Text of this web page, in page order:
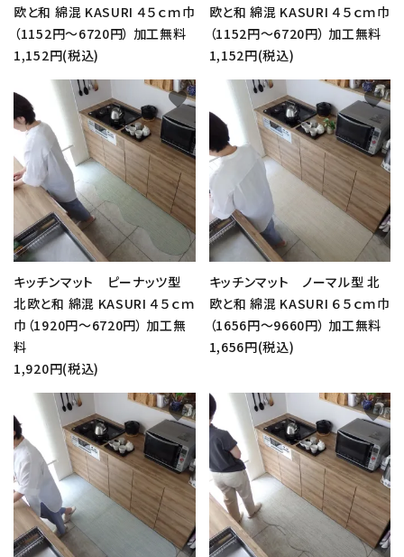
欧と和 綿混 KASURI ４５ｃｍ巾
（1152円～6720円） 加工無料
1,152円(税込)
欧と和 綿混 KASURI ４５ｃｍ巾
（1152円～6720円） 加工無料
1,152円(税込)
キッチンマット ピーナッツ型
北欧と和 綿混 KASURI ４５ｃｍ
巾（1920円～6720円） 加工無
料
1,920円(税込)
favorite
キッチンマット ノーマル型 北
欧と和 綿混 KASURI ６５ｃｍ巾
（1656円～9660円） 加工無料
1,656円(税込)
favorite
favorite favorite